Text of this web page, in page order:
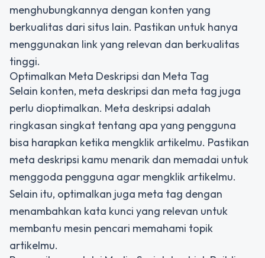
menghubungkannya dengan konten yang
berkualitas dari situs lain. Pastikan untuk hanya
menggunakan link yang relevan dan berkualitas
tinggi.
Optimalkan Meta Deskripsi dan Meta Tag
Selain konten, meta deskripsi dan meta tag juga
perlu dioptimalkan. Meta deskripsi adalah
ringkasan singkat tentang apa yang pengguna
bisa harapkan ketika mengklik artikelmu. Pastikan
meta deskripsi kamu menarik dan memadai untuk
menggoda pengguna agar mengklik artikelmu.
Selain itu, optimalkan juga meta tag dengan
menambahkan kata kunci yang relevan untuk
membantu mesin pencari memahami topik
artikelmu.